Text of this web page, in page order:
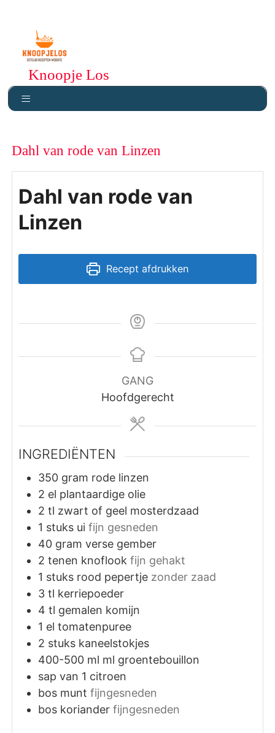
Knoopje Los
Dahl van rode van Linzen
Dahl van rode van
Linzen
Recept afdrukken
GANG
Hoofdgerecht
INGREDIËNTEN
350 gram rode linzen
2 el plantaardige olie
2 tl zwart of geel mosterdzaad
1 stuks ui fijn gesneden
40 gram verse gember
2 tenen knoflook fijn gehakt
1 stuks rood pepertje zonder zaad
3 tl kerriepoeder
4 tl gemalen komijn
1 el tomatenpuree
2 stuks kaneelstokjes
400-500 ml ml groentebouillon
sap van 1 citroen
bos munt fijngesneden
bos koriander fijngesneden